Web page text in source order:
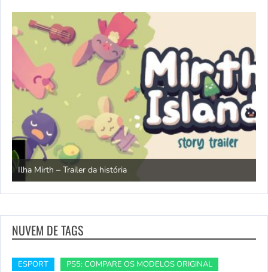
Ilha Mirth – Trailer da história
NUVEM DE TAGS
ESPORT
PS5: COMPARE OS MODELOS ORIGINAL